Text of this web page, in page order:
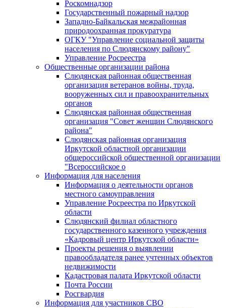
Роскомнадзор
Государственный пожарный надзор
Западно-Байкальская межрайонная
природоохранная прокуратура
ОГКУ "Управление социальной защиты
населения по Слюдянскому району"
Управление Росреестра
Общественные организации района
Слюдянская районная общественная
организация ветеранов войны, труда,
вооруженных сил и правоохранительных
органов
Слюдянская районная общественная
организация "Совет женщин Слюдянского
района"
Слюдянская районная организация
Иркутской областной организации
общероссийской общественной организации
"Всероссийское о
Информация для населения
Информация о деятельности органов
местного самоуправления
Управление Росреестра по Иркутской
области
Слюдянский филиал областного
государственного казенного учреждения
«Кадровый центр Иркутской области»
Проекты решения о выявлении
правообладателя ранее учтенных объектов
недвижимости
Кадастровая палата Иркутской области
Почта России
Росгвардия
Информация для участников СВО